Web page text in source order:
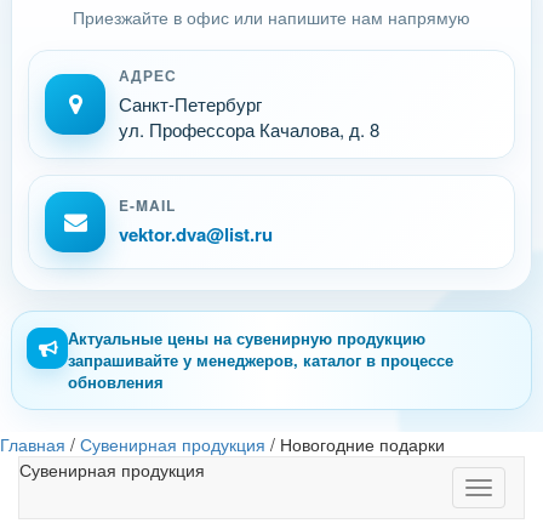
Приезжайте в офис или напишите нам напрямую
АДРЕС
Санкт-Петербург
ул. Профессора Качалова, д. 8
E-MAIL
vektor.dva@list.ru
Актуальные цены на сувенирную продукцию
запрашивайте у менеджеров, каталог в процессе
обновления
Главная / Сувенирная продукция / Новогодние подарки
Toggle
Сувенирная продукция